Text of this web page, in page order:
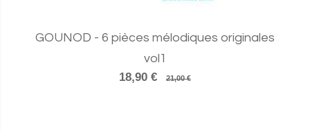
GOUNOD - 6 pièces mélodiques originales
vol1
18,90 €
21,00 €